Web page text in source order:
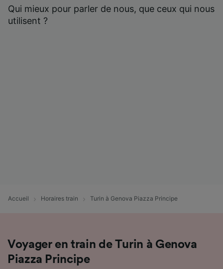
Qui mieux pour parler de nous, que ceux qui nous
utilisent ?
Accueil Horaires train Turin à Genova Piazza Principe
Voyager en train de Turin à Genova
Piazza Principe